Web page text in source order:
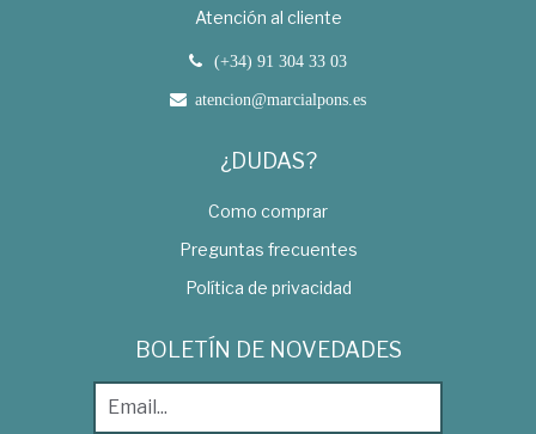
Atención al cliente
(+34) 91 304 33 03
atencion@marcialpons.es
¿DUDAS?
Como comprar
Preguntas frecuentes
Política de privacidad
BOLETÍN DE NOVEDADES